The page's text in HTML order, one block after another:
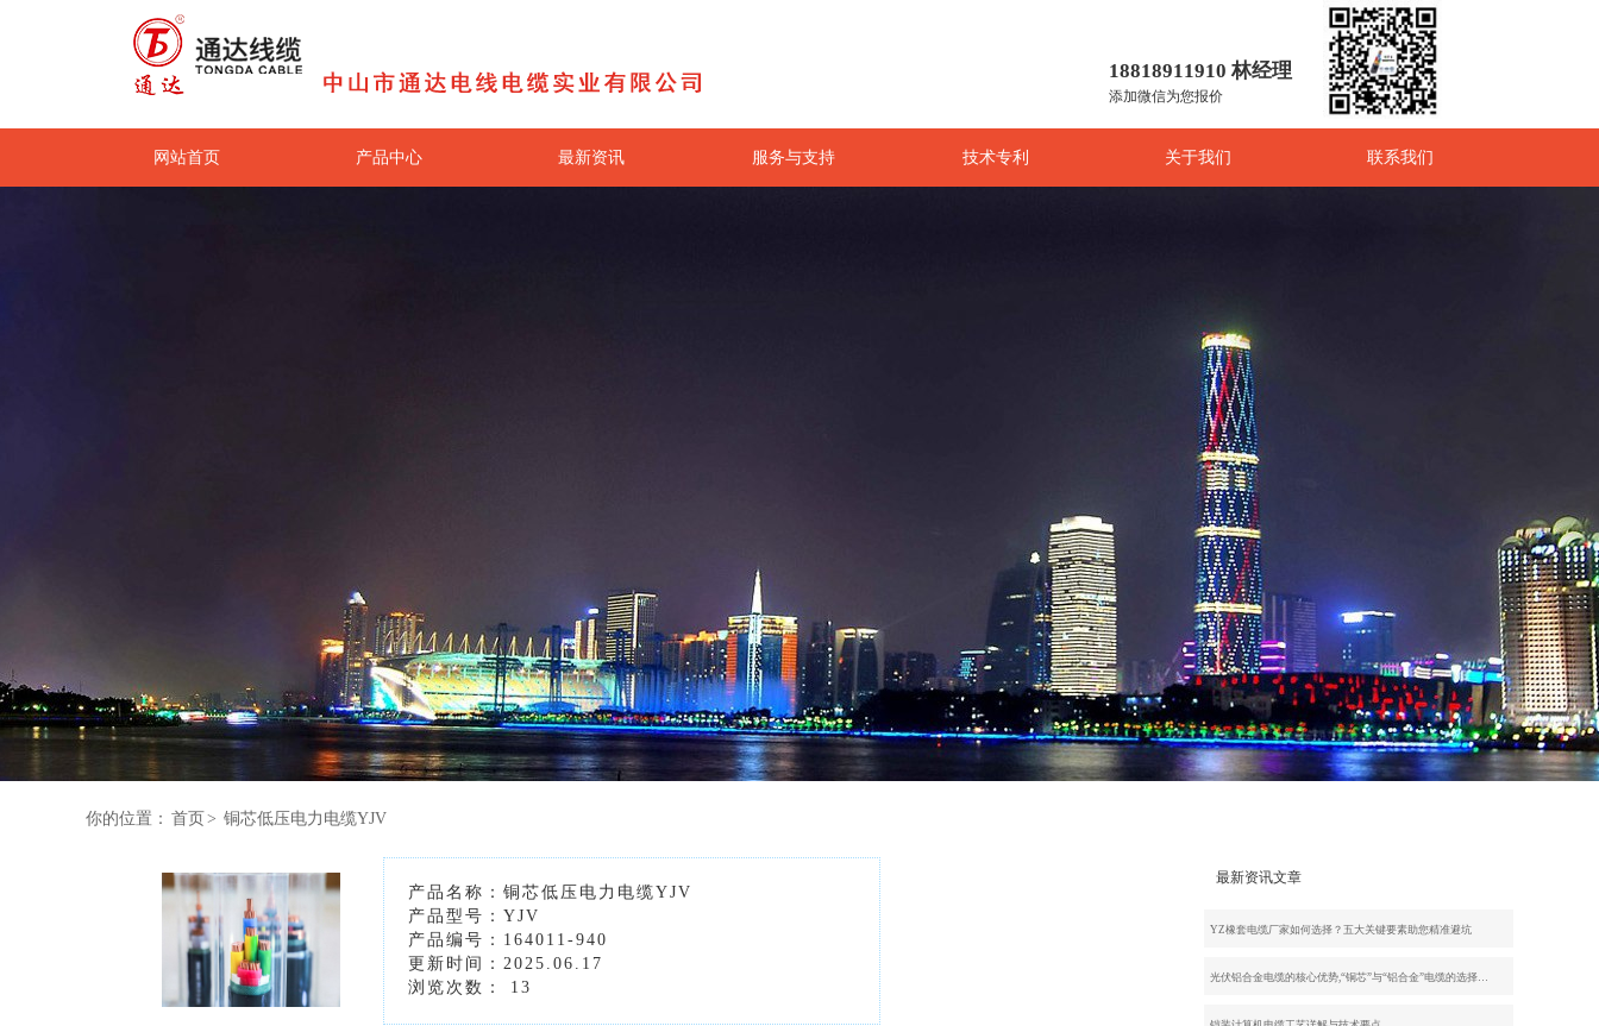
18818911910 林经理
添加微信为您报价
网站首页 产品中心 最新资讯 服务与支持 技术专利 关于我们 联系我们
你的位置： 首页 > 铜芯低压电力电缆YJV
产品名称：铜芯低压电力电缆YJV
产品型号：YJV
产品编号：164011-940
更新时间：2025.06.17
浏览次数： 13
最新资讯文章
YZ橡套电缆厂家如何选择？五大关键要素助您精准避坑
光伏铝合金电缆的核心优势,“铜芯”与“铝合金”电缆的选择…